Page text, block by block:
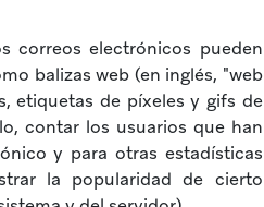
correos electrónicos pueden
balizas web (en inglés, "web
etiquetas de píxeles y gifs de
contar los usuarios que han
y para otras estadísticas
la popularidad de cierto